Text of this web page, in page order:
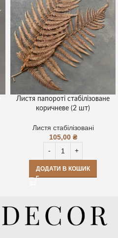
Листя папороті стабілізоване
коричневе (2 шт)
Листя стабілізовані
105,00 ₴
ДОДАТИ В КОШИК